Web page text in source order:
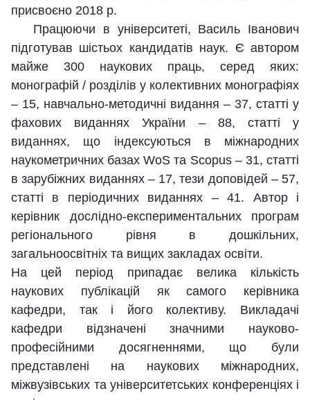
присвоєно 2018 р.
Працюючи в університеті, Василь Іванович
підготував шістьох кандидатів наук. Є автором
майже 300 наукових праць, серед яких:
монографій / розділів у колективних монографіях
– 15, навчально-методичні видання – 37, статті у
фахових виданнях України – 88, статті у
виданнях, що індексуються в міжнародних
наукометричних базах WоS та Scopus – 31, статті
в зарубіжних виданнях – 17, тези доповідей – 57,
статті в періодичних виданнях – 41. Автор і
керівник дослідно-експериментальних програм
регіонального рівня в дошкільних,
загальноосвітніх та вищих закладах освіти.
На цей період припадає велика кількість
наукових публікацій як самого керівника
кафедри, так і його колективу. Викладачі
кафедри відзначені значними науково-
професійними досягненнями, що були
представлені на наукових міжнародних,
міжвузівських та університетських конференціях і